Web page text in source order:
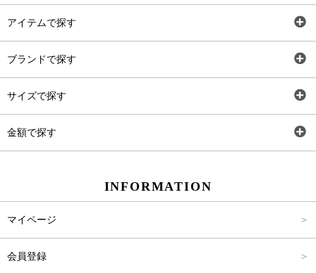
アイテムで探す
ブランドで探す
サイズで探す
金額で探す
INFORMATION
マイページ
会員登録